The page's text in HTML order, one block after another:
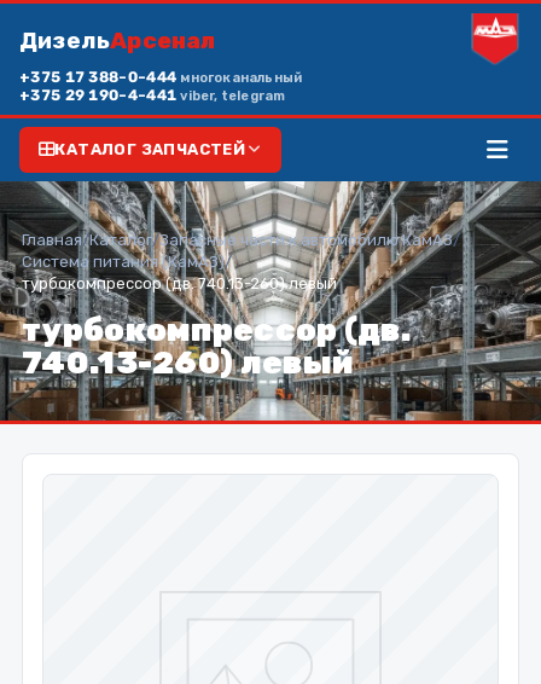
ДизельАрсенал
+375 17 388-0-444 многоканальный
+375 29 190-4-441viber, telegram
КАТАЛОГ ЗАПЧАСТЕЙ
Главная/Каталог/Запасные части к автомобилю КамАЗ/
Система питания (КамАЗ)/
турбокомпрессор (дв. 740.13-260) левый
турбокомпрессор (дв.
740.13-260) левый